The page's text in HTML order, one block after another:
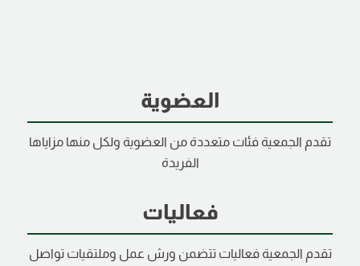
العضوية
تقدم الجمعية فئات متعددة من العضوية ولكل منها مزاياها
الفريدة
فعاليات
تقدم الجمعية فعاليات تتضمن ورش عمل وملتقيات تواصل